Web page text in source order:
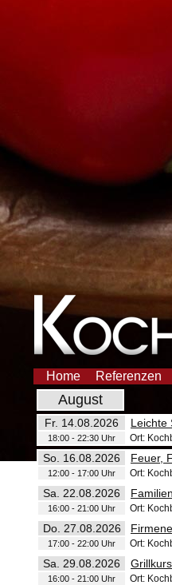
Home Referenzen
August
Fr. 14.08.2026 Leichte
18:00 - 22:30 Uhr Ort:
So. 16.08.2026 Feuer,
12:00 - 17:00 Uhr Ort:
Sa. 22.08.2026
16:00 - 21:00 Uhr Ort:
Do. 27.08.2026
17:00 - 22:00 Uhr Ort:
Sa. 29.08.2026
16:00 - 21:00 Uhr Ort: